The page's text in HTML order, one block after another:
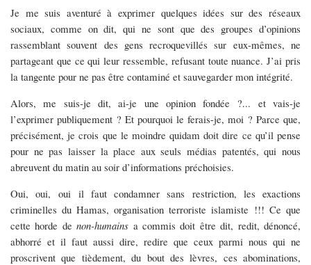
Je me suis aventuré à exprimer quelques idées sur des réseaux
sociaux, comme on dit, qui ne sont que des groupes d’opinions
rassemblant souvent des gens recroquevillés sur eux-mêmes, ne
partageant que ce qui leur ressemble, refusant toute nuance. J’ai pris
la tangente pour ne pas être contaminé et sauvegarder mon intégrité.
Alors, me suis-je dit, ai-je une opinion fondée ?... et vais-je
l’exprimer publiquement ? Et pourquoi le ferais-je, moi ? Parce que,
précisément, je crois que le moindre quidam doit dire ce qu’il pense
pour ne pas laisser la place aux seuls médias patentés, qui nous
abreuvent du matin au soir d’informations préchoisies.
Oui, oui, oui il faut condamner sans restriction, les exactions
criminelles du Hamas, organisation terroriste islamiste !!! Ce que
cette horde denon-humains a commis doit être dit, redit, dénoncé,
abhorré et il faut aussi dire, redire que ceux parmi nous qui ne
proscrivent que tièdement, du bout des lèvres, ces abominations,